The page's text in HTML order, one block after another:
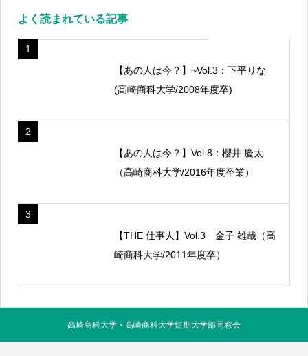
よく読まれている記事
1
【あの人は今？】~Vol.3：下平りな
(高崎商科大学/2008年度卒)
2
【あの人は今？】Vol.8：櫻井 慶太
（高崎商科大学/2016年度卒業）
3
【THE 仕事人】Vol.3 金子 雄哉（高
崎商科大学/2011年度卒）
高崎商科大学・高崎商科大学短期大学部同窓会